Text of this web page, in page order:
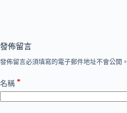
發佈留言
發佈留言必須填寫的電子郵件地址不會公開。
名稱 *